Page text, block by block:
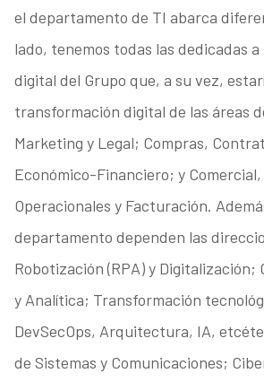
el departamento de TI abarca
lado, tenemos todas las dedicadas
digital del Grupo que, a su vez,
transformación digital de las áreas
Marketing y Legal; Compras,
Económico-Financiero; y Comercial,
Operacionales y Facturación.
departamento dependen las
Robotización (RPA) y Digitalización;
y Analítica; Transformación
DevSecOps, Arquitectura, IA,
de Sistemas y Comunicaciones;